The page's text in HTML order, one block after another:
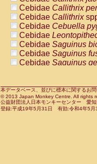
PitheciidaePithecia
Cercopithecidae
Cercopithecidae
Cercopithecidae
Cercopithecidae
Cercopithecidae
Cercopithecidae
Cercopithecidae
Cercopithecidae
Cercopithecidae
Cebidae Callithrix
Cebidae Callithrix
Cebidae Cebuella
Cebidae
Cebidae Saguinus
Cebidae Saguinus
Cebidae Saguinus
CebidaeSaguinus
CebidaeSaguinus
Cebidae Saguinus
本データベース、並びに標本に関するお
© 2013 Japan Monkey Centre. All rights
公益財団法人日本モンキーセンター 愛
登録:平成19年5月31日 有効:令和4年5